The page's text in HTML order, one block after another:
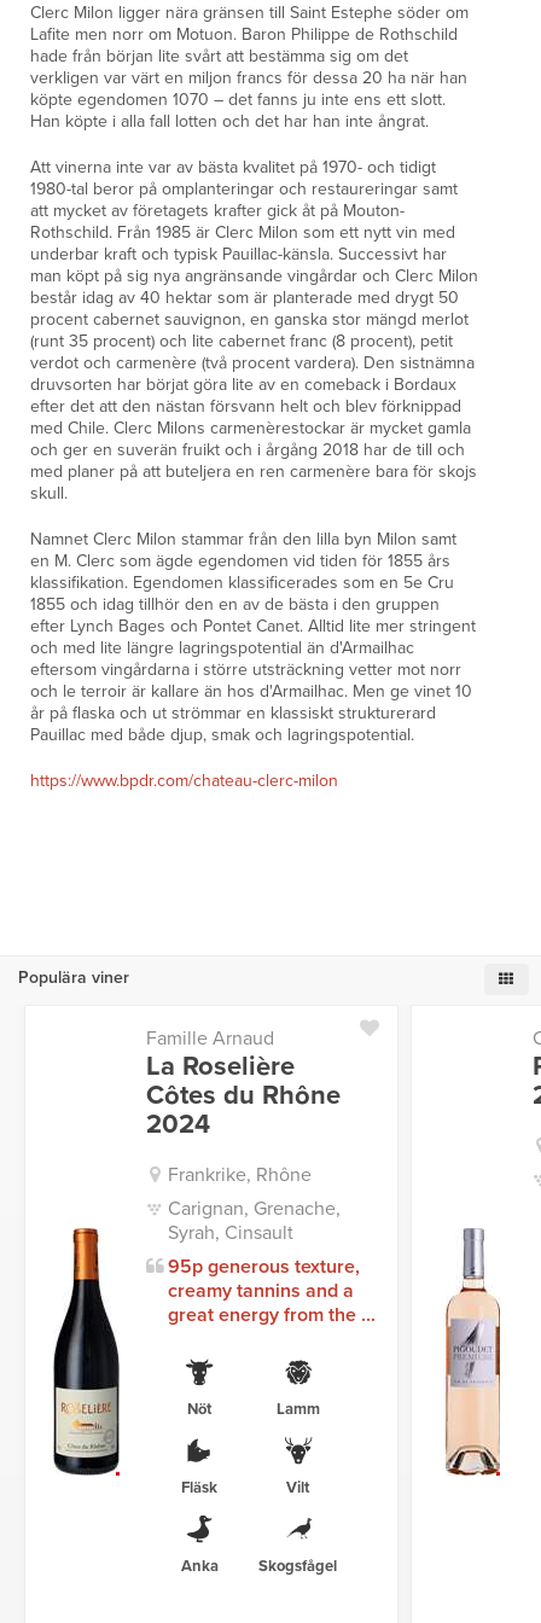
Clerc Milon ligger nära gränsen till Saint Estephe söder om
Lafite men norr om Motuon. Baron Philippe de Rothschild
hade från början lite svårt att bestämma sig om det
verkligen var värt en miljon francs för dessa 20 ha när han
köpte egendomen 1070 – det fanns ju inte ens ett slott.
Han köpte i alla fall lotten och det har han inte ångrat.
Att vinerna inte var av bästa kvalitet på 1970- och tidigt
1980-tal beror på omplanteringar och restaureringar samt
att mycket av företagets krafter gick åt på Mouton-
Rothschild. Från 1985 är Clerc Milon som ett nytt vin med
underbar kraft och typisk Pauillac-känsla. Successivt har
man köpt på sig nya angränsande vingårdar och Clerc Milon
består idag av 40 hektar som är planterade med drygt 50
procent cabernet sauvignon, en ganska stor mängd merlot
(runt 35 procent) och lite cabernet franc (8 procent), petit
verdot och carmenère (två procent vardera). Den sistnämna
druvsorten har börjat göra lite av en comeback i Bordaux
efter det att den nästan försvann helt och blev förknippad
med Chile. Clerc Milons carmenèrestockar är mycket gamla
och ger en suverän fruikt och i årgång 2018 har de till och
med planer på att buteljera en ren carmenère bara för skojs
skull.
Namnet Clerc Milon stammar från den lilla byn Milon samt
en M. Clerc som ägde egendomen vid tiden för 1855 års
klassifikation. Egendomen klassificerades som en 5e Cru
1855 och idag tillhör den en av de bästa i den gruppen
efter Lynch Bages och Pontet Canet. Alltid lite mer stringent
och med lite längre lagringspotential än d'Armailhac
eftersom vingårdarna i större utsträckning vetter mot norr
och le terroir är kallare än hos d'Armailhac. Men ge vinet 10
år på flaska och ut strömmar en klassiskt strukturerard
Pauillac med både djup, smak och lagringspotential.
https://www.bpdr.com/chateau-clerc-milon
Populära viner
Famille Arnaud
La Roselière
Côtes du Rhône
2024
Frankrike, Rhône
Carignan, Grenache,
Syrah, Cinsault
95p generous texture,
creamy tannins and a
great energy from the ...
Nöt Lamm
Fläsk Vilt
Anka Skogsfågel